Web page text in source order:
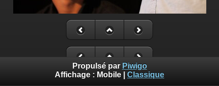
Propulsé par Piwigo
Affichage : Mobile Classique